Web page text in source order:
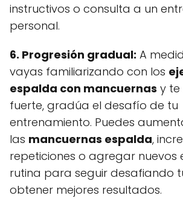
instructivos o consulta a un
personal.
6. Progresión gradual: A
vayas familiarizando con los
espalda con mancuernas y te
fuerte, gradúa el desafío de tu
entrenamiento. Puedes
las mancuernas espalda,
repeticiones o agregar nuevos
rutina para seguir desafiando
obtener mejores resultados.